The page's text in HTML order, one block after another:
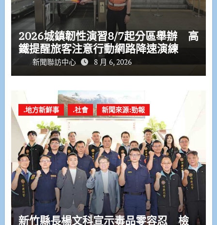
2026城鎮韌性演習8/7起分區舉辦 高
鐵提醒旅客注意行動網路降速演練
新聞聯訪中心 8 月 6, 2026
.地方新鮮事 .社會 新聞來源:勁報
新竹縣長楊文科宣示毒品零容忍 檢